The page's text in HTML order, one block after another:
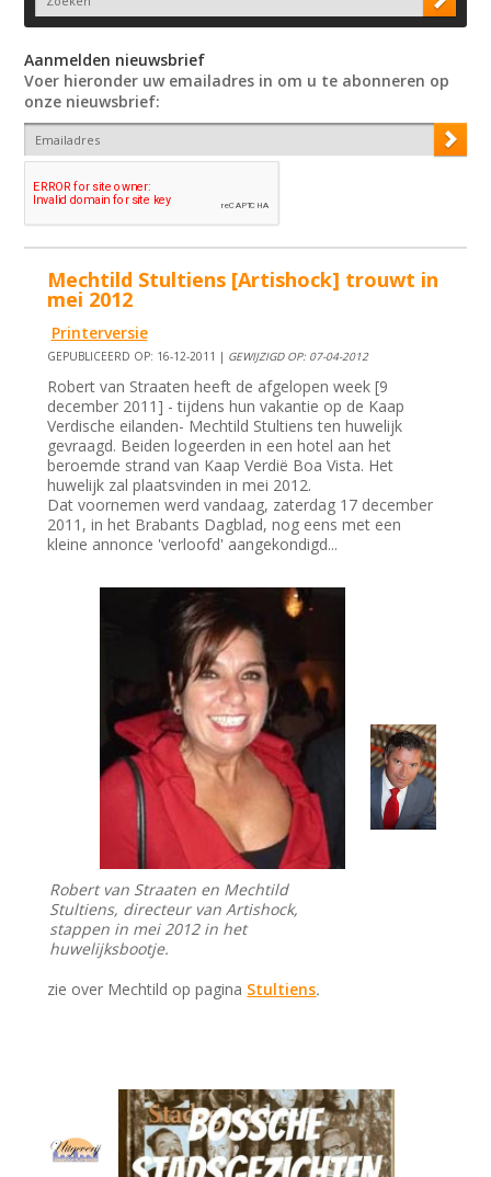
Aanmelden nieuwsbrief
Voer hieronder uw emailadres in om u te abonneren op
onze nieuwsbrief:
Mechtild Stultiens [Artishock] trouwt in
mei 2012
Printerversie
GEPUBLICEERD OP: 16-12-2011 | GEWIJZIGD OP: 07-04-2012
Robert van Straaten heeft de afgelopen week [9
december 2011] - tijdens hun vakantie op de Kaap
Verdische eilanden- Mechtild Stultiens ten huwelijk
gevraagd. Beiden logeerden in een hotel aan het
beroemde strand van Kaap Verdië Boa Vista. Het
huwelijk zal plaatsvinden in mei 2012.
Dat voornemen werd vandaag, zaterdag 17 december
2011, in het Brabants Dagblad, nog eens met een
kleine annonce 'verloofd' aangekondigd...
Robert van Straaten en Mechtild
Stultiens, directeur van Artishock,
stappen in mei 2012 in het
huwelijksbootje.
zie over Mechtild op pagina Stultiens.